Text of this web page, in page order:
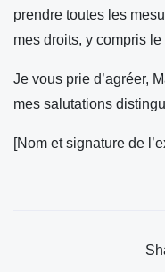
prendre toutes les
mes droits, y compris
Je vous prie d’agréer,
mes salutations
[Nom et signature de